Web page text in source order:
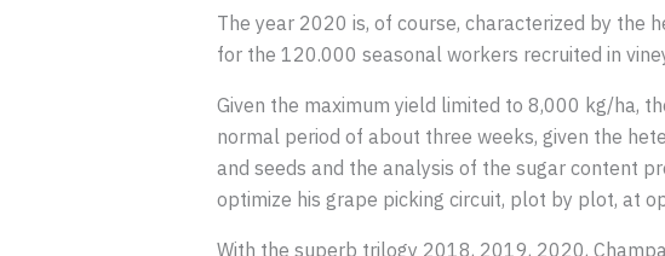
The year 2020 is, of course, characterized by the
for the 120.000 seasonal workers recruited in
Given the maximum yield limited to 8,000 kg/ha,
normal period of about three weeks, given the
and seeds and the analysis of the sugar content
optimize his grape picking circuit, plot by plot, at
With the superb trilogy 2018, 2019, 2020,